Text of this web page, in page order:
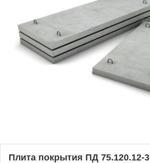
Плита покрытия ПД 75.120.12-3